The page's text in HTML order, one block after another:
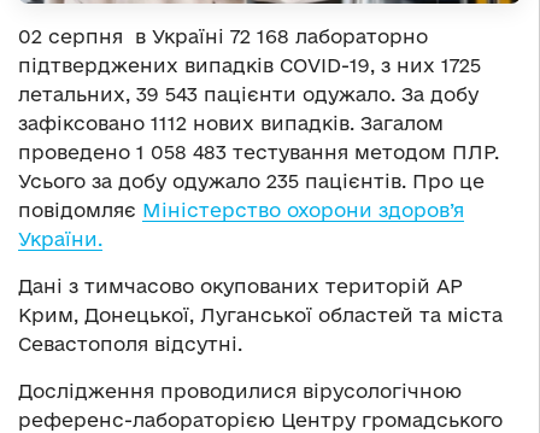
02 серпня в Україні 72 168 лабораторно
підтверджених випадків COVID-19, з них 1725
летальних, 39 543 пацієнти одужало. За добу
зафіксовано 1112 нових випадків. Загалом
проведено 1 058 483 тестування методом ПЛР.
Усього за добу одужало 235 пацієнтів. Про це
повідомляє Міністерство охорони здоров’я
України.
Дані з тимчасово окупованих територій АР
Крим, Донецької, Луганської областей та міста
Севастополя відсутні.
Дослідження проводилися вірусологічною
референс-лабораторією Центру громадського